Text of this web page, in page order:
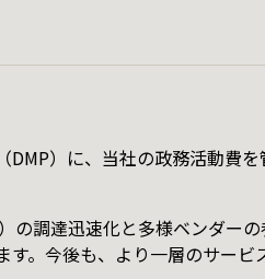
ツ
採用情報
出来事
プログラマーの一日
）に、当社の政務活動費
の調達迅速化と多様ベンダー
。今後も、より一層のサー